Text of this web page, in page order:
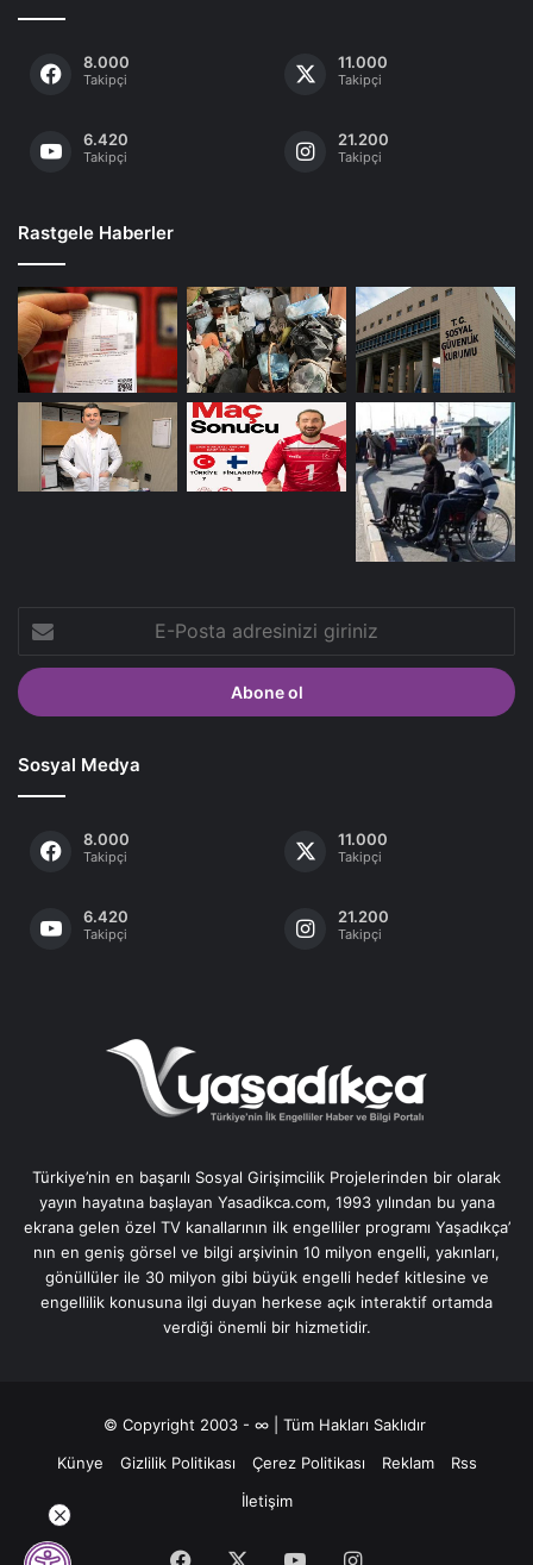
8.000
Takipçi
11.000
Takipçi
6.420
Takipçi
21.200
Takipçi
Rastgele Haberler
Posta
adresinizi
giriniz
Sosyal Medya
8.000
Takipçi
11.000
Takipçi
6.420
Takipçi
21.200
Takipçi
Türkiye’nin en başarılı Sosyal Girişimcilik Projelerinden bir olarak
yayın hayatına başlayan Yasadikca.com, 1993 yılından bu yana
ekrana gelen özel TV kanallarının ilk engelliler programı Yaşadıkça’
nın en geniş görsel ve bilgi arşivinin 10 milyon engelli, yakınları,
gönüllüler ile 30 milyon gibi büyük engelli hedef kitlesine ve
engellilik konusuna ilgi duyan herkese açık interaktif ortamda
verdiği önemli bir hizmetidir.
© Copyright 2003 - ∞ | Tüm Hakları Saklıdır
Künye
Gizlilik Politikası Çerez Politikası Reklam
Rss
İletişim
Facebook YouTubeInstagram